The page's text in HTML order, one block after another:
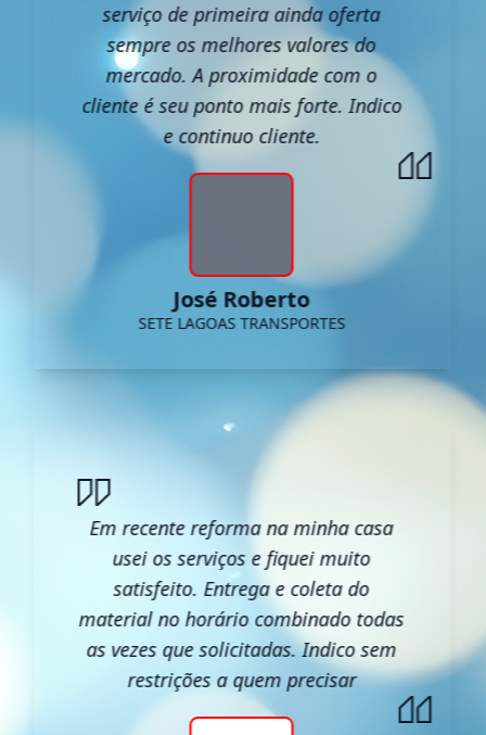
serviço de primeira ainda oferta
sempre os melhores valores do
mercado. A proximidade com o
cliente é seu ponto mais forte. Indico
e continuo cliente.
José Roberto
SETE LAGOAS TRANSPORTES
Em recente reforma na minha casa
usei os serviços e fiquei muito
satisfeito. Entrega e coleta do
material no horário combinado todas
as vezes que solicitadas. Indico sem
restrições a quem precisar